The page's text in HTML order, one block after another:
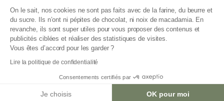
On le sait, nos cookies ne sont pas faits avec de la farine, du beurre et
du sucre. Ils n’ont ni pépites de chocolat, ni noix de macadamia. En
revanche, ils sont super utiles pour vous proposer des contenus et
publicités ciblées et réaliser des statistiques de visites.
Vous êtes d’accord pour les garder ?
Lire la politique de confidentialité
Consentements certifiés par
Je choisis OK pour moi
Conditions générales de vente
Conditions générales du programme de fidélité
Charte de données personnelles
Conditions générales de vente Pro
Déclaration d’accessibilité